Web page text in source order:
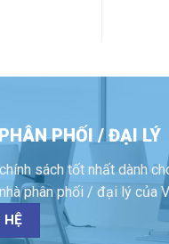
PHỐI / ĐẠI LÝ
sách tốt nhất dành
phân phối / đại lý của
HỆ